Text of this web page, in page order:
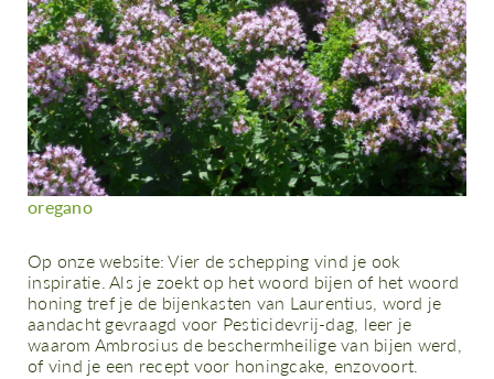
oregano
Op onze website: Vier de schepping vind je ook
inspiratie. Als je zoekt op het woord bijen of het woord
honing tref je de bijenkasten van Laurentius, word je
aandacht gevraagd voor Pesticidevrij-dag, leer je
waarom Ambrosius de beschermheilige van bijen werd,
of vind je een recept voor honingcake, enzovoort.